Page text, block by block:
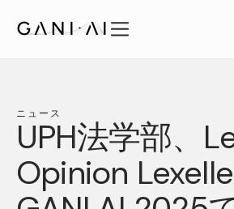
セキュリティ
料金プラン
知見
会社概要
ニュース
UPH法学部、
Opinion